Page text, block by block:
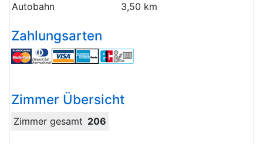
Autobahn
3,50 km
Zahlungsarten
Zimmer Übersicht
Zimmer gesamt 206